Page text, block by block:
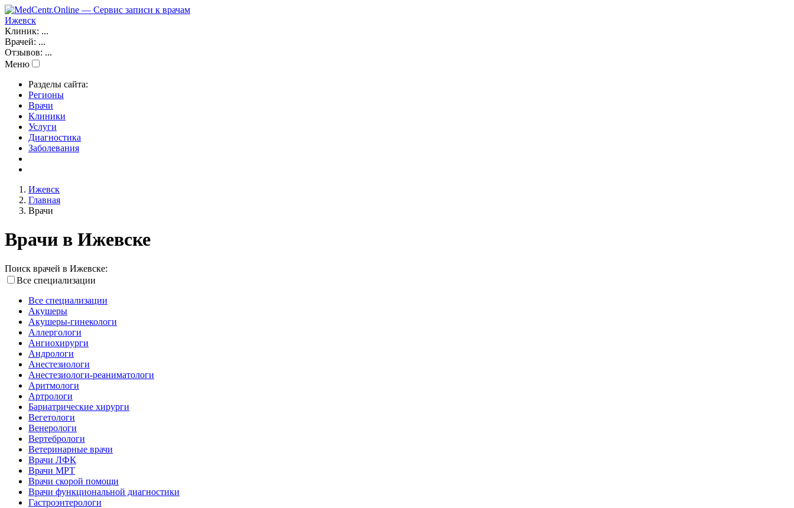
Ижевск
Клиник: ...
Врачей: ...
Отзывов: ...
Меню
Разделы сайта:
Регионы
Врачи
Клиники
Услуги
Диагностика
Заболевания
Ижевск
Главная
Врачи
Врачи в Ижевске
Поиск врачей в Ижевске:
Все специализации
Все специализации
Акушеры
Акушеры-гинекологи
Аллергологи
Ангиохирурги
Андрологи
Анестезиологи
Анестезиологи-реаниматологи
Аритмологи
Артрологи
Бариатрические хирурги
Вегетологи
Венерологи
Вертебрологи
Ветеринарные врачи
Врачи ЛФК
Врачи МРТ
Врачи скорой помощи
Врачи функциональной диагностики
Гастроэнтерологи